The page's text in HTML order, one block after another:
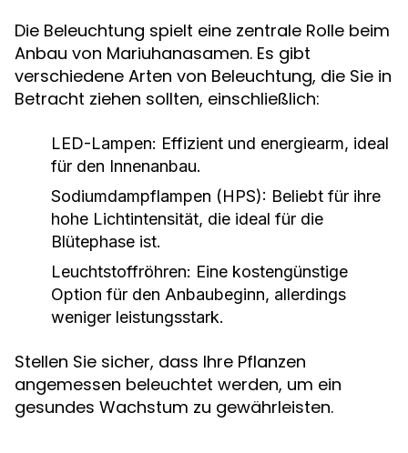
Die Beleuchtung spielt eine zentrale Rolle beim
Anbau von Mariuhanasamen. Es gibt
verschiedene Arten von Beleuchtung, die Sie in
Betracht ziehen sollten, einschließlich:
LED-Lampen: Effizient und energiearm, ideal
für den Innenanbau.
Sodiumdampflampen (HPS): Beliebt für ihre
hohe Lichtintensität, die ideal für die
Blütephase ist.
Leuchtstoffröhren: Eine kostengünstige
Option für den Anbaubeginn, allerdings
weniger leistungsstark.
Stellen Sie sicher, dass Ihre Pflanzen
angemessen beleuchtet werden, um ein
gesundes Wachstum zu gewährleisten.